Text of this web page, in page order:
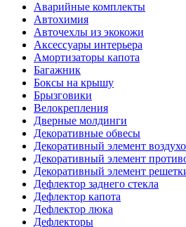
Аварийные комплекты
Автохимия
Авточехлы из экокожи
Аксессуары интерьера
Амортизаторы капота
Багажник
Боксы на крышу
Брызговики
Велокрепления
Дверные молдинги
Декоративные обвесы
Декоративный элемент
Декоративный элемент
Декоративный элемент
Дефлектор заднего стекла
Дефлектор капота
Дефлектор люка
Дефлекторы